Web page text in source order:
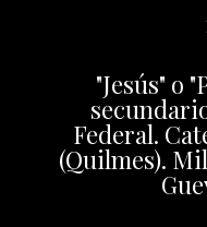
"Jesús" o
Federal.
(Quilmes).